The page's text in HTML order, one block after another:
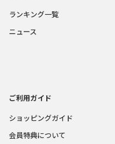
ランキング一覧
ニュース
ご利用ガイド
ショッピングガイド
会員特典について